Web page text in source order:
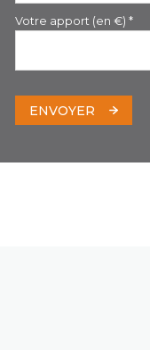
Votre apport (en €) *
ENVOYER